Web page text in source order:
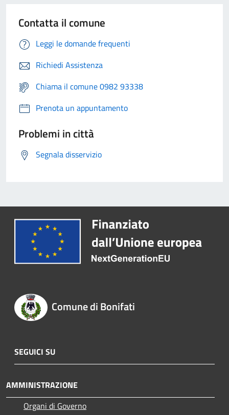
Contatta il comune
Leggi le domande frequenti
Richiedi Assistenza
Chiama il comune 0982 93338
Prenota un appuntamento
Problemi in città
Segnala disservizio
Comune di Bonifati
SEGUICI SU
AMMINISTRAZIONE
Organi di Governo